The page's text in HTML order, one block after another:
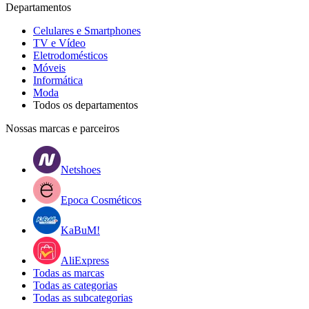
Departamentos
Celulares e Smartphones
TV e Vídeo
Eletrodomésticos
Móveis
Informática
Moda
Todos os departamentos
Nossas marcas e parceiros
Netshoes
Epoca Cosméticos
KaBuM!
AliExpress
Todas as marcas
Todas as categorias
Todas as subcategorias